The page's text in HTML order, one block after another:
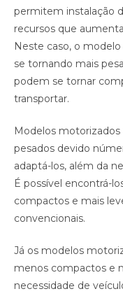
permitem instalação
recursos que
Neste caso, o modelo
se tornando mais
podem se tornar
transportar.
Modelos motorizados
pesados devido
adaptá-los, além da
É possível encontrá-
compactos e mais
convencionais.
Já os modelos
menos compactos e
necessidade de